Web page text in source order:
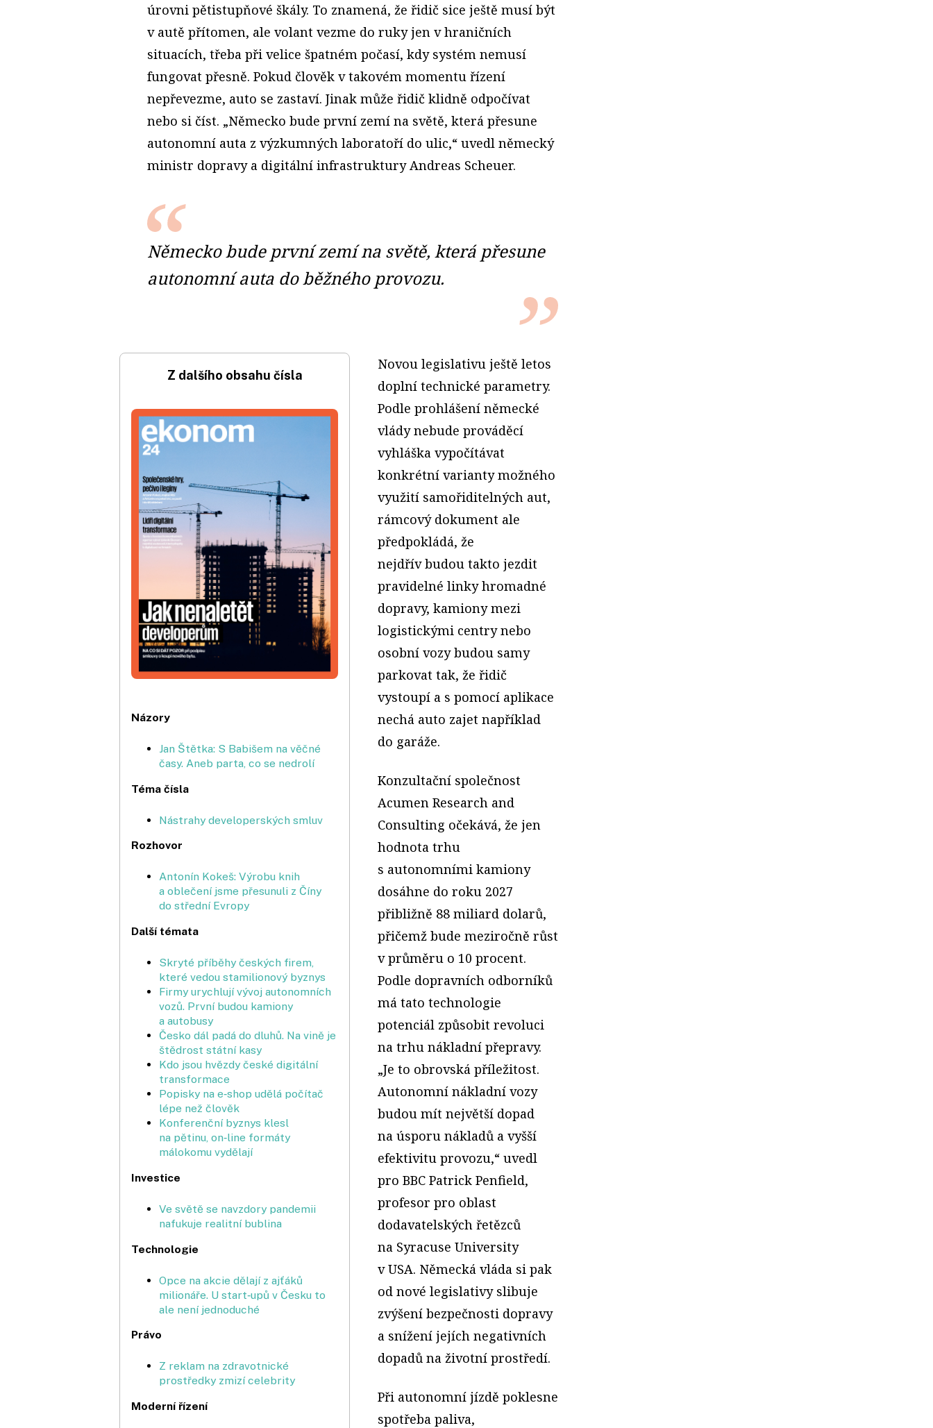
úrovni pětistupňové škály. To znamená, že řidič sice ještě musí být
v autě přítomen, ale volant vezme do ruky jen v hraničních
situacích, třeba při velice špatném počasí, kdy systém nemusí
fungovat přesně. Pokud člověk v takovém momentu řízení
nepřevezme, auto se zastaví. Jinak může řidič klidně odpočívat
nebo si číst. „Německo bude první zemí na světě, která přesune
autonomní auta z výzkumných laboratoří do ulic,“ uvedl německý
ministr dopravy a digitální infrastruktury Andreas Scheuer.
Německo bude první zemí na světě, která přesune
autonomní auta do běžného provozu.
Z dalšího obsahu čísla
Názory
Jan Štětka: S Babišem na věčné
časy. Aneb parta, co se nedrolí
Téma čísla
Nástrahy developerských smluv
Rozhovor
Antonín Kokeš: Výrobu knih
a oblečení jsme přesunuli z Číny
do střední Evropy
Další témata
Skryté příběhy českých firem,
které vedou stamilionový byznys
Firmy urychlují vývoj autonomních
vozů. První budou kamiony
a autobusy
Česko dál padá do dluhů. Na vině je
štědrost státní kasy
Kdo jsou hvězdy české digitální
transformace
Popisky na e‑shop udělá počítač
lépe než člověk
Konferenční byznys klesl
na pětinu, on‑line formáty
málokomu vydělají
Investice
Ve světě se navzdory pandemii
nafukuje realitní bublina
Technologie
Opce na akcie dělají z ajťáků
milionáře. U start‑upů v Česku to
ale není jednoduché
Právo
Z reklam na zdravotnické
prostředky zmizí celebrity
Moderní řízení
Novou legislativu ještě letos
doplní technické parametry.
Podle prohlášení německé
vlády nebude prováděcí
vyhláška vypočítávat
konkrétní varianty možného
využití samořiditelných aut,
rámcový dokument ale
předpokládá, že
nejdřív budou takto jezdit
pravidelné linky hromadné
dopravy, kamiony mezi
logistickými centry nebo
osobní vozy budou samy
parkovat tak, že řidič
vystoupí a s pomocí aplikace
nechá auto zajet například
do garáže.
Konzultační společnost
Acumen Research and
Consulting očekává, že jen
hodnota trhu
s autonomními kamiony
dosáhne do roku 2027
přibližně 88 miliard dolarů,
přičemž bude meziročně růst
v průměru o 10 procent.
Podle dopravních odborníků
má tato technologie
potenciál způsobit revoluci
na trhu nákladní přepravy.
„Je to obrovská příležitost.
Autonomní nákladní vozy
budou mít největší dopad
na úsporu nákladů a vyšší
efektivitu provozu,“ uvedl
pro BBC Patrick Penfield,
profesor pro oblast
dodavatelských řetězců
na Syracuse University
v USA. Německá vláda si pak
od nové legislativy slibuje
zvýšení bezpečnosti dopravy
a snížení jejích negativních
dopadů na životní prostředí.
Při autonomní jízdě poklesne
spotřeba paliva,